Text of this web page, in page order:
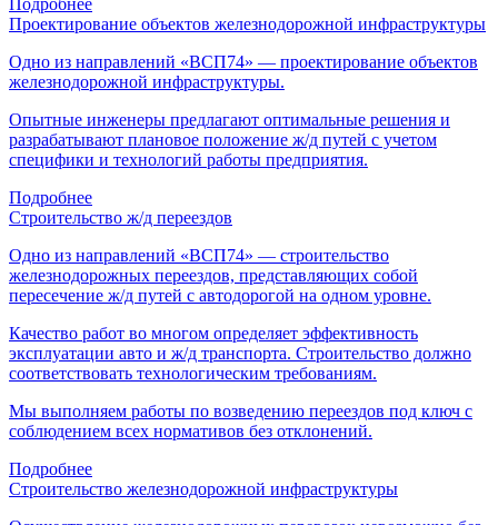
Проектирование объектов железнодорожной инфраструктуры
Одно из направлений «ВСП74» — проектирование объектов
железнодорожной инфраструктуры.
Опытные инженеры предлагают оптимальные решения и
разрабатывают плановое положение ж/д путей с учетом
специфики и технологий работы предприятия.
Подробнее
Строительство ж/д переездов
Одно из направлений «ВСП74» — строительство
железнодорожных переездов, представляющих собой
пересечение ж/д путей с автодорогой на одном уровне.
Качество работ во многом определяет эффективность
эксплуатации авто и ж/д транспорта. Строительство должно
соответствовать технологическим требованиям.
Мы выполняем работы по возведению переездов под ключ с
соблюдением всех нормативов без отклонений.
Подробнее
Строительство железнодорожной инфраструктуры